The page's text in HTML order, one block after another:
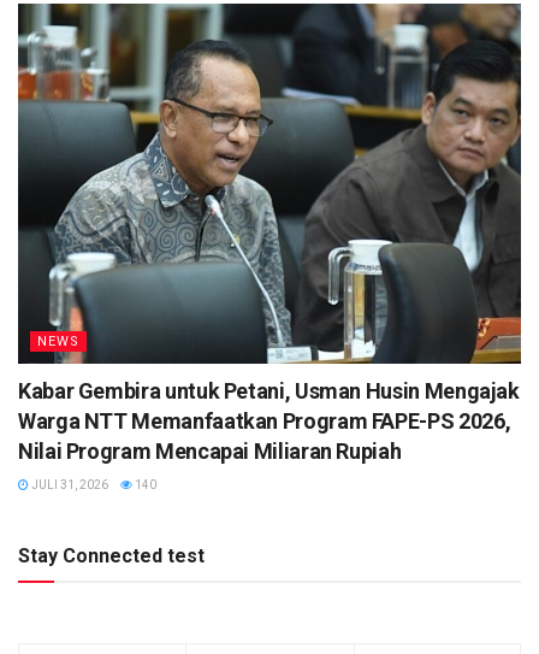
NEWS
Kabar Gembira untuk Petani, Usman Husin Mengajak
Warga NTT Memanfaatkan Program FAPE-PS 2026,
Nilai Program Mencapai Miliaran Rupiah
JULI 31, 2026 140
Stay Connected test